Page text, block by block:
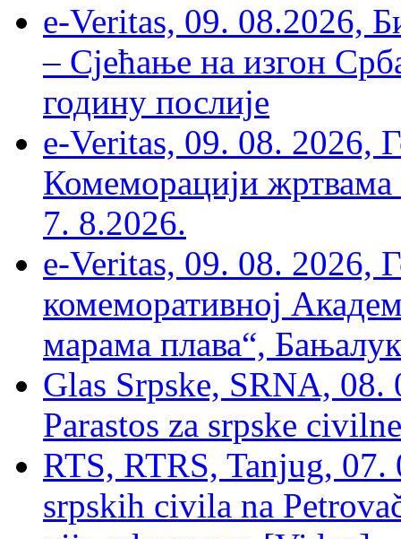
e-Veritas, 09. 08.2026,
– Сјећање на изгон
годину послије
e-Veritas, 09. 08. 2026,
Комеморацији жртвама
7. 8.2026.
e-Veritas, 09. 08. 2026,
комеморативној
марама плава“,
Glas Srpske, SRNA,
Parastos za srpske
RTS, RTRS, Tanjug,
srpskih civila na